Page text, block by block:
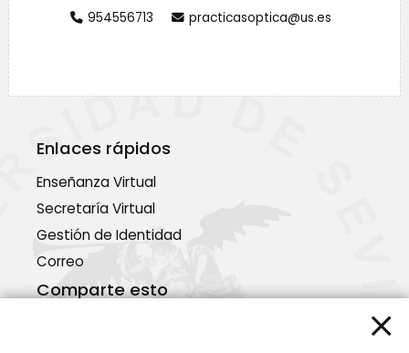
954556713
practicasoptica@us.es
Enlaces rápidos
Enseñanza Virtual
Secretaría Virtual
Gestión de Identidad
Correo
Comparte esto